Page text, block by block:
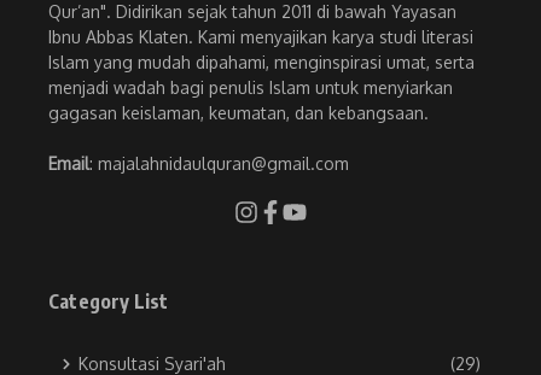
Qur’an". Didirikan sejak tahun 2011 di bawah Yayasan
Ibnu Abbas Klaten. Kami menyajikan karya studi literasi
Islam yang mudah dipahami, menginspirasi umat, serta
menjadi wadah bagi penulis Islam untuk menyiarkan
gagasan keislaman, keumatan, dan kebangsaan.
Email: majalahnidaulquran@gmail.com
Category List
Konsultasi Syari'ah (29)